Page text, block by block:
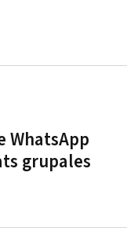
WhatsApp
grupales